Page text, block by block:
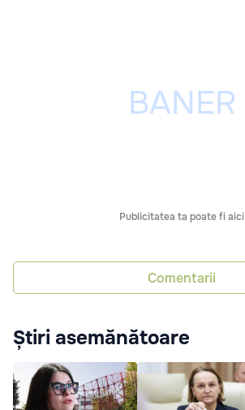
Publicitatea ta poate fi aici
Comentarii
Știri asemănătoare